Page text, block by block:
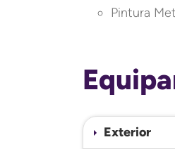
Pintura
Exterior